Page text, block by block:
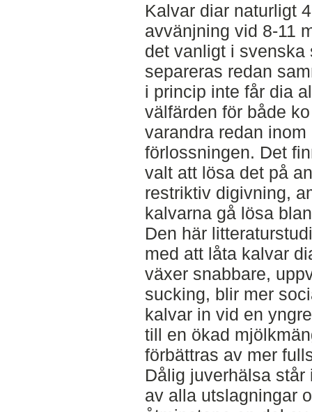
Kalvar diar naturligt
avvänjning vid 8-11
det vanligt i
separeras redan
i princip inte får dia
välfärden för både
varandra redan
förlossningen. Det
valt att lösa det på
restriktiv digivning,
kalvarna gå lösa
Den här
med att låta kalvar
växer snabbare,
sucking, blir mer
kalvar in vid en
till en ökad
förbättras av mer
Dålig juverhälsa
av alla utslagningar